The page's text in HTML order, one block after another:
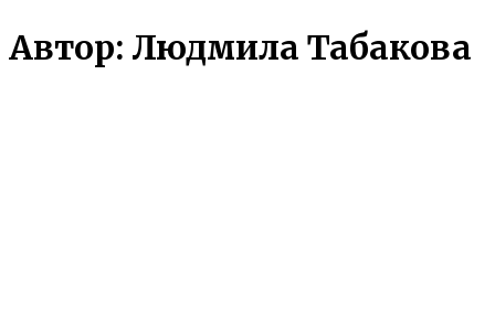
Автор: Людмила Табакова